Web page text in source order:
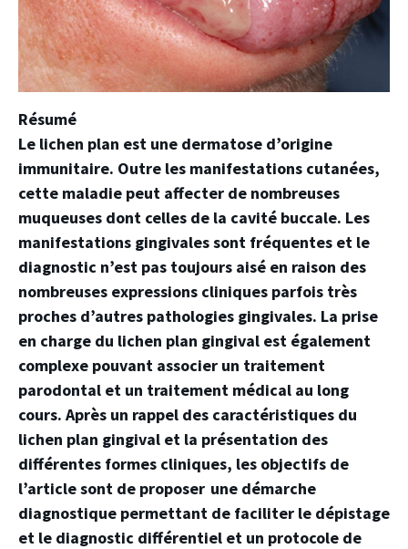
Résumé
Le lichen plan est une dermatose d’origine
immunitaire. Outre les manifestations cutanées,
cette maladie peut affecter de nombreuses
muqueuses dont celles de la cavité buccale. Les
manifestations gingivales sont fréquentes et le
diagnostic n’est pas toujours aisé en raison des
nombreuses expressions cliniques parfois très
proches d’autres pathologies gingivales. La prise
en charge du lichen plan gingival est également
complexe pouvant associer un traitement
parodontal et un traitement médical au long
cours. Après un rappel des caractéristiques du
lichen plan gingival et la présentation des
différentes formes cliniques, les objectifs de
l’article sont de proposer une démarche
diagnostique permettant de faciliter le dépistage
et le diagnostic différentiel et un protocole de